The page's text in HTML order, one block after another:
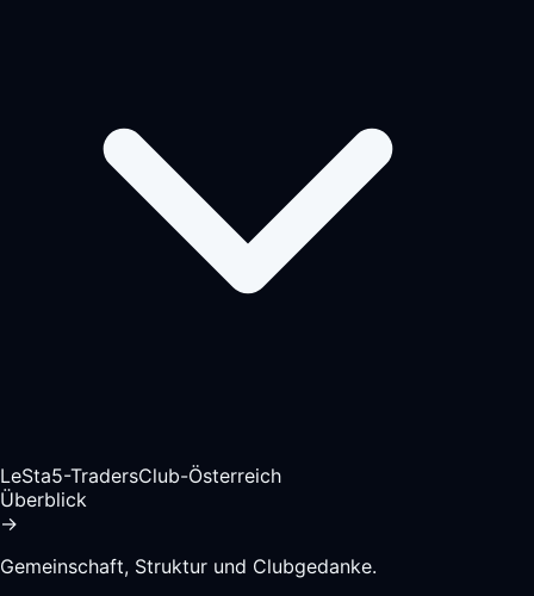
LeSta5-TradersClub-Österreich
Überblick
→
Gemeinschaft, Struktur und Clubgedanke.